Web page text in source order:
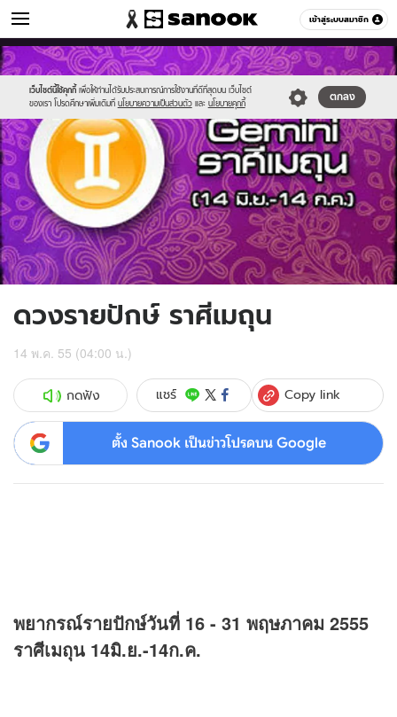
เข้าสู่ระบบสมาชิก
ดูดวง หมวดอื่นๆ
เว็บไซต์นี้ใช้คุกกี้ เพื่อให้ท่านได้รับประสบการณ์การใช้งานที่ดีที่สุดบน เว็บไซต์
ของเรา โปรดศึกษาเพิ่มเติมที่ นโยบายความเป็นส่วนตัว และ นโยบายคุกกี้
ตกลง
Sanook
//s.isanook.com/sr/0/images/logo-
new-
sanook.png
600
60
//s.isanook.com/ho/0/ud/5/29221/6gemini.jpg
ดวงรายปักษ์ ราศีเมถุน
14 พ.ค. 55 (04:00 น.)
กดฟัง แชร์ Copy link
ตั้ง Sanook เป็นข่าวโปรดบน Google
พยากรณ์รายปักษ์วันที่ 16 - 31 พฤษภาคม 2555
ราศีเมถุน 14มิ.ย.-14ก.ค.